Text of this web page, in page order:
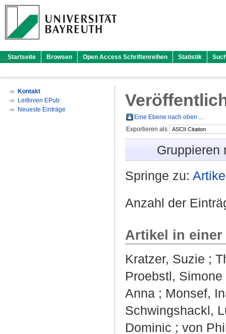
Startseite Browsen Open Access Schriftenreihen Statistik
Kontakt
Leitlinien EPub
Neueste Einträge
Eine Ebene nach oben ...
Exportieren als
Gruppieren
Springe zu:
Anzahl der
Artikel in
Kratzer, Suzie ;
Proebstl, Simone
Anna ; Monsef,
Schwingshackl,
Dominic ; von